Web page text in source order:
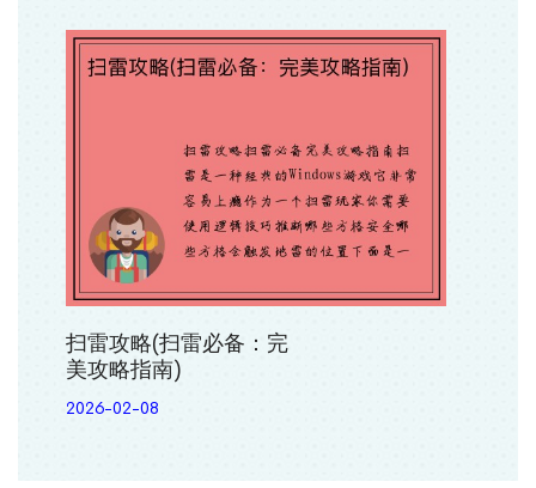
扫雷攻略(扫雷必备：完
美攻略指南)
2026-02-08